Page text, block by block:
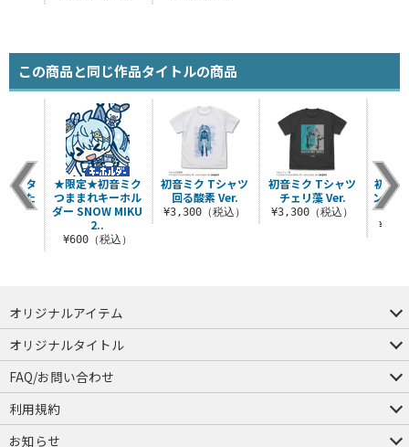
この商品と同じ作品タイトルの商品
初音ミク Tシャツ
回る酸素 Ver.
¥3,300（税込）
初音ミク Tシャツ
チェリ藻 Ver.
¥3,300（税込）
初音
ング
ツ
B2タ
んた
★限定★初音ミク
つままれキーホル
ダー SNOW MIKU
2..
¥600（税込）
オリジナルアイテム
つままれ
つかまれ
ピョコッテ
オリジナルタイトル
アイテムヤ
ミスカトニック大學購買部
FAQ/お問い合わせ
FAQ
お問い合わせ
利用規約
会員規約・ポイント規約
特定商取引法に関する表示
プライバシーポリシー
お知らせ